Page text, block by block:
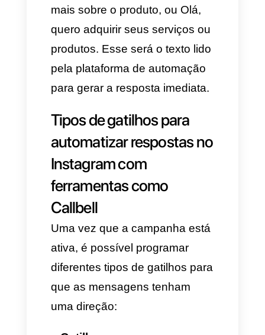
"Apps de mensagens"
parte inferior, marque o
quadrado ao lado do Instagram.
Caso utilize uma ferramenta
WhatsApp para que as
mensagens cheguem
simultaneamente em uma única
caixa de entrada.
Passo 3: Otimização e
definição da interação
É preciso configurar a